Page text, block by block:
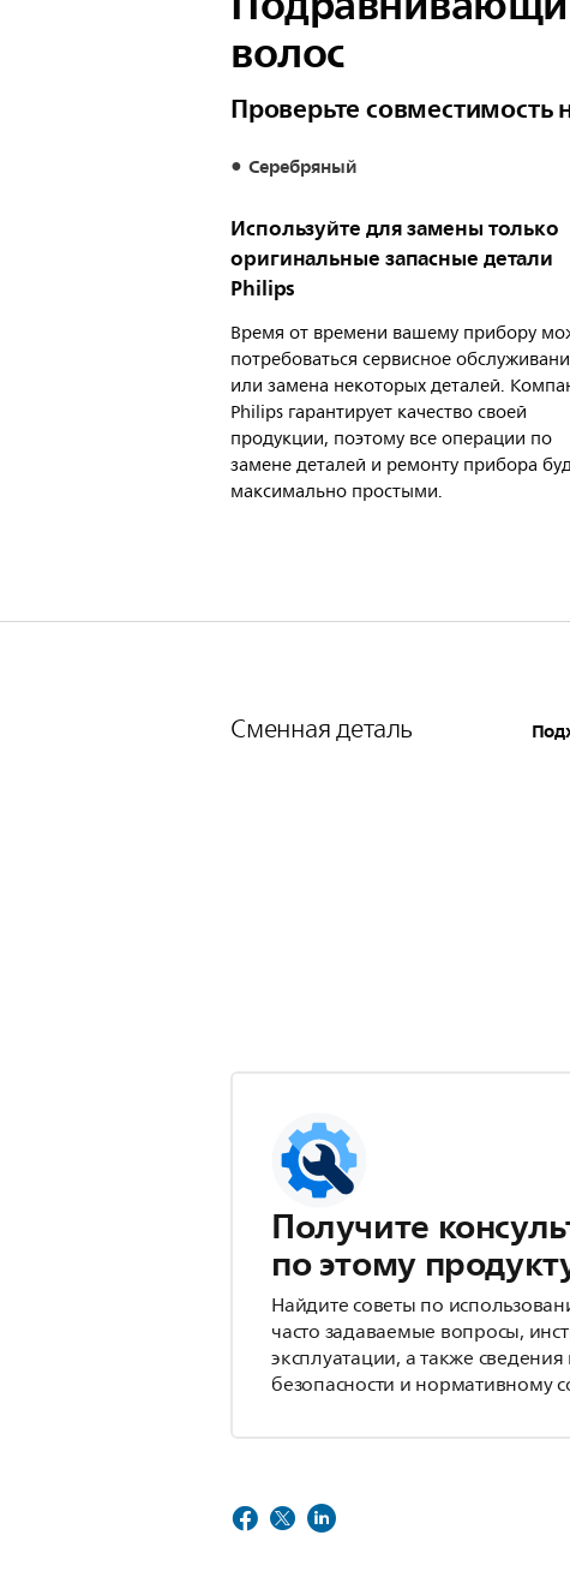
волос
Проверьте совместимость
Серебряный
Используйте для замены только
оригинальные запасные детали
Philips
Время от времени вашему прибору
потребоваться сервисное
или замена некоторых деталей.
Philips гарантирует качество своей
продукции, поэтому все операции по
замене деталей и ремонту прибора
максимально простыми.
Сменная деталь
Получите
по этому
Найдите советы по
часто задаваемые вопросы,
эксплуатации, а также сведения
безопасности и нормативному